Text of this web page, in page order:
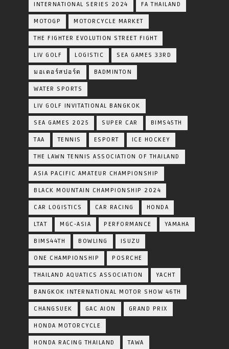
INTERNATIONAL SERIES 2024 FA THAILAND
MOTOGP MOTORCYCLE MARKET
THE FIGHTER EVOLUTION STREET FIGHT
LIV GOLF LOGISTIC SEA GAMES 33RD
มอเตอร์สปอร์ต BADMINTON
WATER SPORTS
LIV GOLF INVITATIONAL BANGKOK
SEA GAMES 2025 SUPER CAR BIMS45TH
TAA TENNIS ESPORT ICE HOCKEY
THE LAWN TENNIS ASSOCIATION OF THAILAND
ASIA PACIFIC AMATEUR CHAMPIONSHIP
BLACK MOUNTAIN CHAMPIONSHIP 2024
CAR LOGISTICS CAR RACING HONDA
LTAT MGC-ASIA PERFORMANCE YAMAHA
BIMS44TH BOWLING ISUZU
ONE CHAMPIONSHIP POSRCHE
THAILAND AQUATICS ASSOCIATION YACHT
BANGKOK INTERNATIONAL MOTOR SHOW 46TH
CHANGSUEK GAC AION GRAND PRIX
HONDA MOTORCYCLE
HONDA RACING THAILAND TAWA